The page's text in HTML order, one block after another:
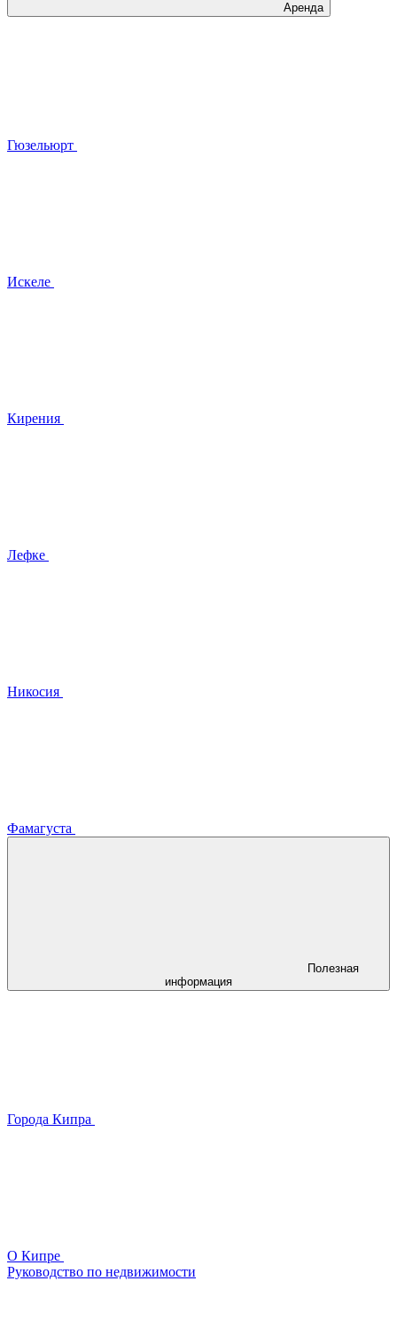
Аренда
Гюзельюрт
Искеле
Кирения
Лефке
Никосия
Фамагуста
Полезная
информация
Города Кипра
О Кипре
Руководство по недвижимости